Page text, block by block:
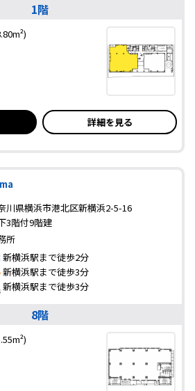
1階
詳細を見る
川県横浜市港北区新横浜2-5-16
3階付9階建
所
新横浜駅まで徒歩2分
新横浜駅まで徒歩3分
新横浜駅まで徒歩3分
8階